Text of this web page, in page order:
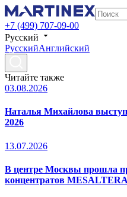
+7 (499) 707-09-00
Русский
РусскийАнглийский
Читайте также
03.08.2026
Наталья Михайлова
2026
13.07.2026
В центре Москвы прошла
концентратов